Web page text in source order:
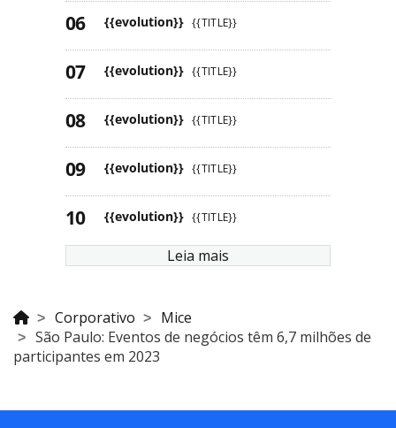
{{evolution}} {{TITLE}}
{{evolution}} {{TITLE}}
{{evolution}} {{TITLE}}
{{evolution}} {{TITLE}}
{{evolution}} {{TITLE}}
Leia mais
Corporativo
Mice
São Paulo: Eventos de negócios têm 6,7 milhões de
participantes em 2023